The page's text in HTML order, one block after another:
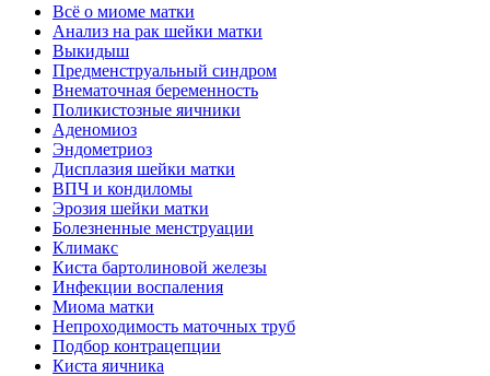
Всё о миоме матки
Анализ на рак шейки матки
Выкидыш
Предменструальный синдром
Внематочная беременность
Поликистозные яичники
Аденомиоз
Эндометриоз
Дисплазия шейки матки
ВПЧ и кондиломы
Эрозия шейки матки
Болезненные менструации
Климакс
Киста бартолиновой железы
Инфекции воспаления
Миома матки
Непроходимость маточных труб
Подбор контрацепции
Киста яичника